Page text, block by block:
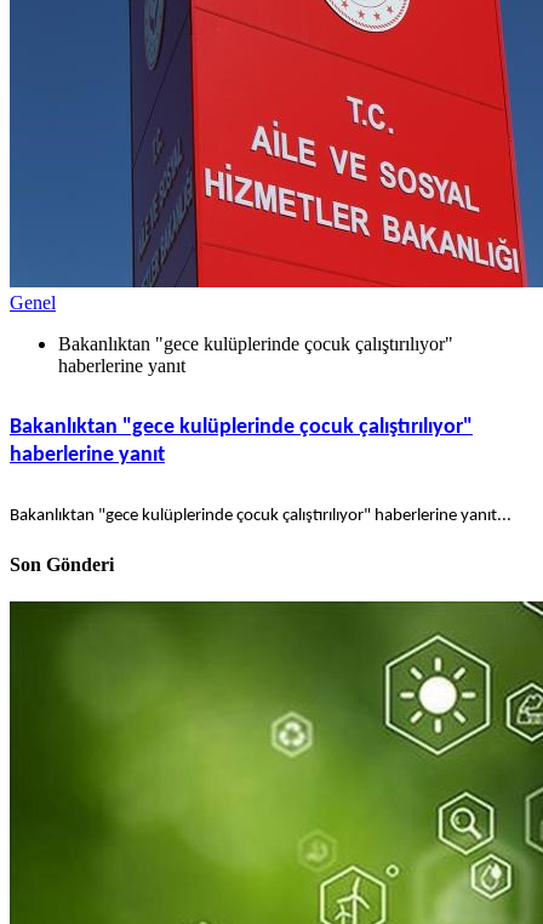
Genel
Bakanlıktan "gece kulüplerinde çocuk çalıştırılıyor"
haberlerine yanıt
Bakanlıktan "gece kulüplerinde çocuk çalıştırılıyor"
haberlerine yanıt
Bakanlıktan "gece kulüplerinde çocuk çalıştırılıyor" haberlerine yanıt...
Son Gönderi